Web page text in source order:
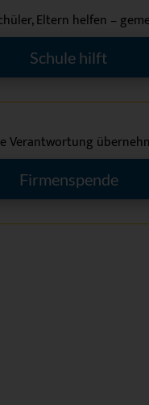
Eltern helfen –
Schule hilft
Verantwortung
Firmenspende